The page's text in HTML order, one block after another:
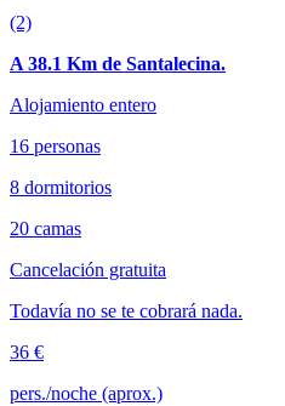
(2)
A 38.1 Km de Santalecina.
Alojamiento entero
16 personas
8 dormitorios
20 camas
Cancelación gratuita
Todavía no se te cobrará nada.
36 €
pers./noche (aprox.)